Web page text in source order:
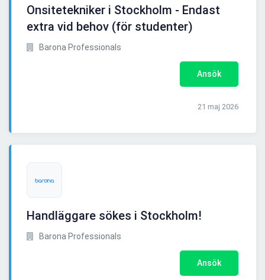
Onsitetekniker i Stockholm - Endast
extra vid behov (för studenter)
Barona Professionals
Ansök
21 maj 2026
Handläggare sökes i Stockholm!
Barona Professionals
Ansök